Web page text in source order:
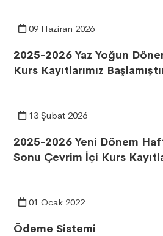
09 Haziran 2026
2025-2026 Yaz Yoğun
Kurs Kayıtlarımız
13 Şubat 2026
2025-2026 Yeni Dönem
Sonu Çevrim İçi Kurs
01 Ocak 2022
Ödeme Sistemi